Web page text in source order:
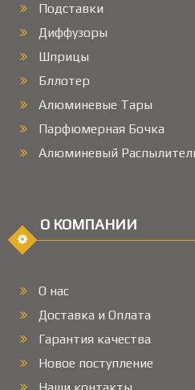
Подставки
Диффузоры
Шприцы
Бллотер
Алюминевые Тары
Парфюмерная Бочка
Алюминевый
О КОМПАНИИ
О нас
Доставка и Оплата
Гарантия качества
Новое поступление